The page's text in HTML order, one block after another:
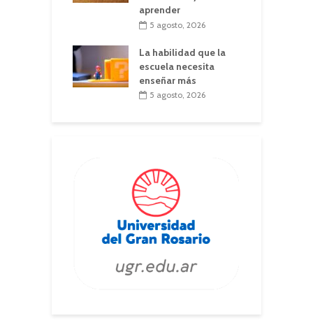
aprender
5 agosto, 2026
La habilidad que la
escuela necesita
enseñar más
5 agosto, 2026